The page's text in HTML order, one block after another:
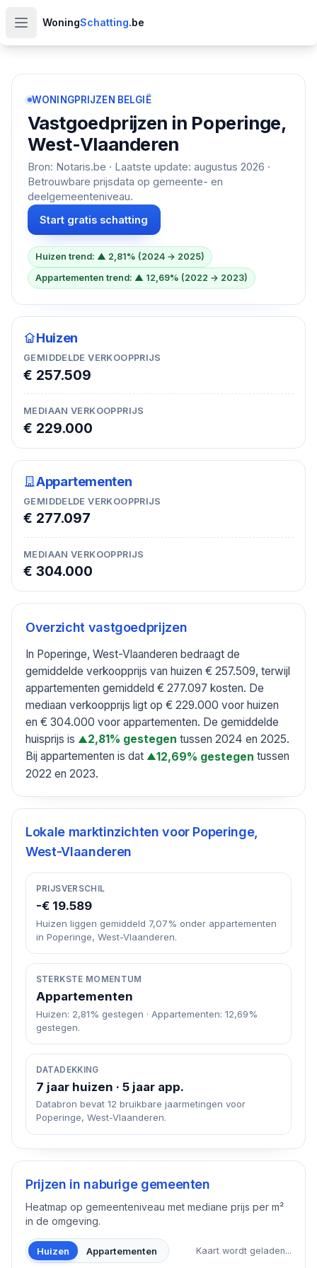
Open hoofdmenu
WoningSchatting.be
WONINGPRIJZEN BELGIË
Vastgoedprijzen in Poperinge,
West-Vlaanderen
Bron: Notaris.be · Laatste update: augustus 2026 ·
Betrouwbare prijsdata op gemeente- en
deelgemeenteniveau.
Start gratis schatting
Huizen trend: ▲ 2,81% (2024 → 2025)
Appartementen trend: ▲ 12,69% (2022 → 2023)
Huizen
GEMIDDELDE VERKOOPPRIJS
€ 257.509
MEDIAAN VERKOOPPRIJS
€ 229.000
Appartementen
GEMIDDELDE VERKOOPPRIJS
€ 277.097
MEDIAAN VERKOOPPRIJS
€ 304.000
Overzicht vastgoedprijzen
In Poperinge, West-Vlaanderen bedraagt de
gemiddelde verkoopprijs van huizen € 257.509, terwijl
appartementen gemiddeld € 277.097 kosten. De
mediaan verkoopprijs ligt op € 229.000 voor huizen
en € 304.000 voor appartementen. De gemiddelde
huisprijs is ▲2,81% gestegen tussen 2024 en 2025.
Bij appartementen is dat ▲12,69% gestegen tussen
2022 en 2023.
Lokale marktinzichten voor Poperinge,
West-Vlaanderen
PRIJSVERSCHIL
-€ 19.589
Huizen liggen gemiddeld 7,07% onder appartementen
in Poperinge, West-Vlaanderen.
STERKSTE MOMENTUM
Appartementen
Huizen: 2,81% gestegen · Appartementen: 12,69%
gestegen.
DATADEKKING
7 jaar huizen · 5 jaar app.
Databron bevat 12 bruikbare jaarmetingen voor
Poperinge, West-Vlaanderen.
Prijzen in naburige gemeenten
Heatmap op gemeenteniveau met mediane prijs per m²
in de omgeving.
Huizen Appartementen Kaart wordt geladen...